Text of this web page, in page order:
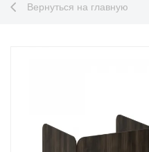
Вернуться на главную